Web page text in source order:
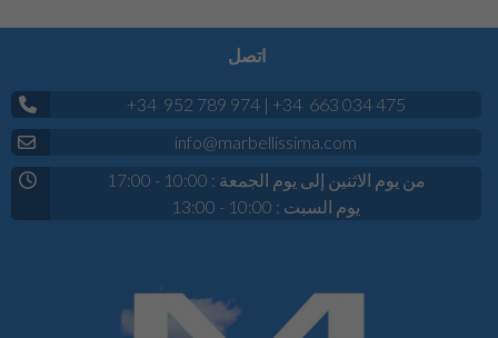
اتصل
+34 952 789 974| +34 663 034 475
info@marbellissima.com
من يوم الاثنين إلى يوم الجمعة : 10:00 - 17:00
يوم السبت : 10:00 - 13:00